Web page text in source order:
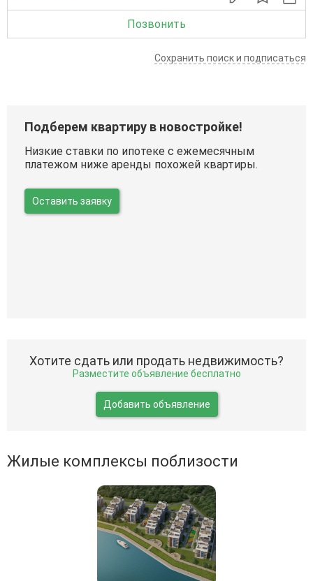
Позвонить
Сохранить поиск и подписаться
Подберем квартиру в новостройке!
Низкие ставки по ипотеке с ежемесячным
платежом ниже аренды похожей квартиры.
Оставить заявку
Хотите сдать или продать недвижимость?
Разместите объявление бесплатно
Добавить объявление
Жилые комплексы поблизости